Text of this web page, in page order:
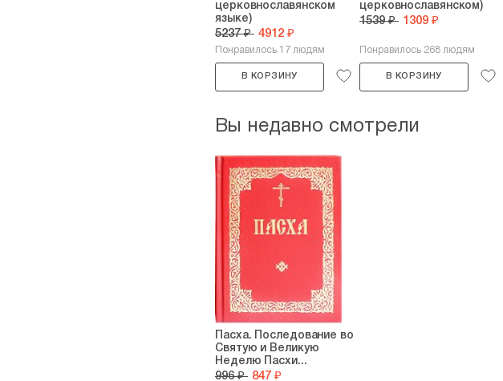
церковнославянском
языке)
5237 ₽ 4912 ₽
Понравилось 17 людям
В КОРЗИНУ
церковнославянском)
1539 ₽ 1309 ₽
Понравилось 268 людям
В КОРЗИНУ
Вы недавно смотрели
Пасха. Последование во
Святую и Великую
Неделю Пасхи...
996 ₽ 847 ₽